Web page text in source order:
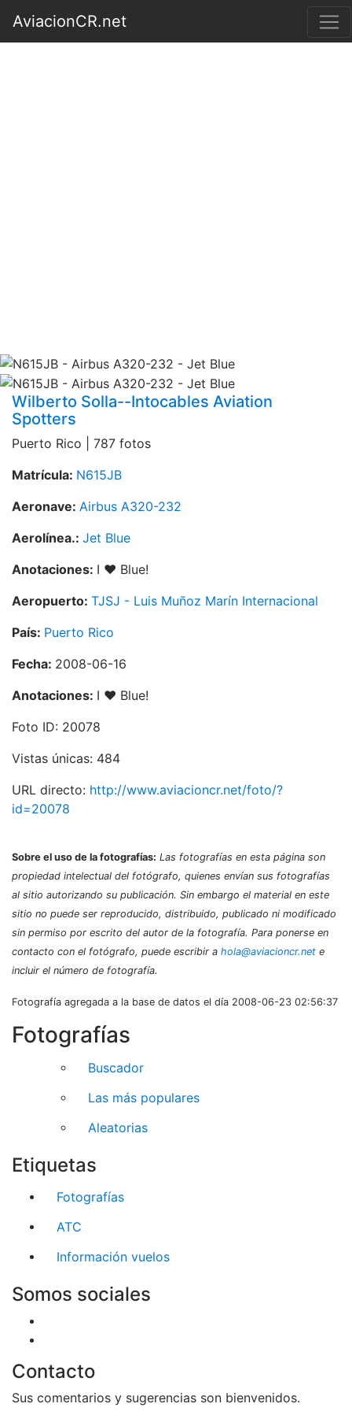
AviacionCR.net
Wilberto Solla--Intocables Aviation
Spotters
Puerto Rico | 787 fotos
Matrícula: N615JB
Aeronave: Airbus A320-232
Aerolínea.: Jet Blue
Anotaciones: I ♥ Blue!
Aeropuerto: TJSJ - Luis Muñoz Marín Internacional
País: Puerto Rico
Fecha: 2008-06-16
Anotaciones: I ♥ Blue!
Foto ID: 20078
Vistas únicas: 484
URL directo: http://www.aviacioncr.net/foto/?
id=20078
Sobre el uso de la fotografías: Las fotografías en esta página son
propiedad intelectual del fotógrafo, quienes envían sus fotografías
al sitio autorizando su publicación. Sin embargo el material en este
sitio no puede ser reproducido, distribuido, publicado ni modificado
sin permiso por escrito del autor de la fotografía. Para ponerse en
contacto con el fotógrafo, puede escribir a hola@aviacioncr.net e
incluir el número de fotografía.
Fotografía agregada a la base de datos el día 2008-06-23 02:56:37
Fotografías
Buscador
Las más populares
Aleatorias
Etiquetas
Fotografías
ATC
Información vuelos
Somos sociales
Contacto
Sus comentarios y sugerencias son bienvenidos.